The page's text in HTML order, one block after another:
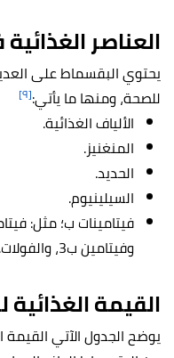
العناصر
يحتوي البقسماط على
للصحة، ومنها ما يأتي:[٩]
الألياف الغذائية.
المنغنيز.
الحديد.
السيلينيوم.
وفيتامين ب3، والفولات.
القيمة
يوضح الجدول الآتي